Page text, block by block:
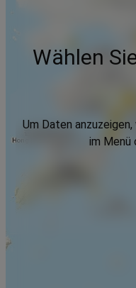
Wählen
Um Daten
im Menü